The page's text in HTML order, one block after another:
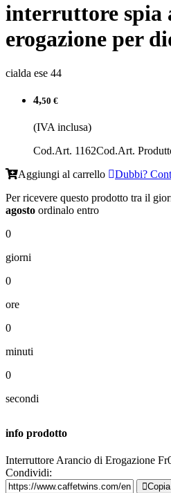
interruttore spia
erogazione per
cialda ese 44
4,50 €
(IVA inclusa)
Cod.Art. 1162Cod.Art.
Aggiungi al carrello
Dubbi?
Per ricevere questo prodotto tra il
agosto ordinalo entro
0
giorni
0
ore
0
minuti
0
secondi
info prodotto
Interruttore Arancio di Erogazione
Condividi: